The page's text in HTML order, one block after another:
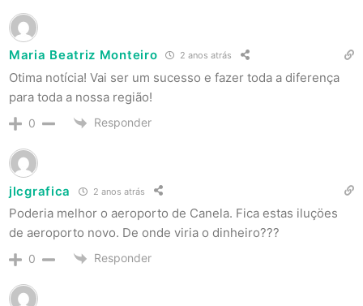
Maria Beatriz Monteiro 2 anos atrás
Otima notícia! Vai ser um sucesso e fazer toda a diferença
para toda a nossa região!
0 Responder
jlcgrafica 2 anos atrás
Poderia melhor o aeroporto de Canela. Fica estas iluçöes
de aeroporto novo. De onde viria o dinheiro???
0 Responder